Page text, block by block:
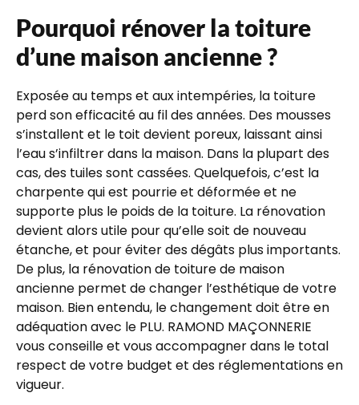
Pourquoi rénover la toiture
d’une maison ancienne ?
Exposée au temps et aux intempéries, la toiture
perd son efficacité au fil des années. Des mousses
s’installent et le toit devient poreux, laissant ainsi
l’eau s’infiltrer dans la maison. Dans la plupart des
cas, des tuiles sont cassées. Quelquefois, c’est la
charpente qui est pourrie et déformée et ne
supporte plus le poids de la toiture. La rénovation
devient alors utile pour qu’elle soit de nouveau
étanche, et pour éviter des dégâts plus importants.
De plus, la rénovation de toiture de maison
ancienne permet de changer l’esthétique de votre
maison. Bien entendu, le changement doit être en
adéquation avec le PLU. RAMOND MAÇONNERIE
vous conseille et vous accompagner dans le total
respect de votre budget et des réglementations en
vigueur.